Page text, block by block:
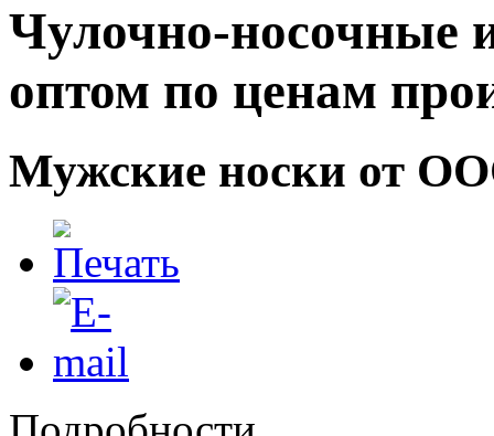
Чулочно-носочные
оптом по ценам
Мужские носки от